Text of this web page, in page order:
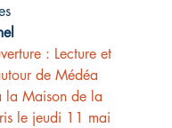
: Lecture et
de Médéa
la Maison de la
le jeudi 11 mai